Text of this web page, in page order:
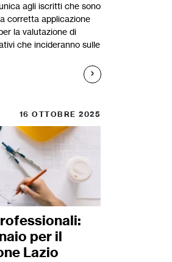
agli iscritti che sono
corretta applicazione
la valutazione di
che incideranno sulle
16 OTTOBRE 2025
per il
Lazio